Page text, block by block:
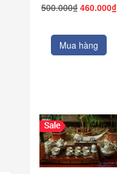
500.000₫ 460.000₫
Mua hàng